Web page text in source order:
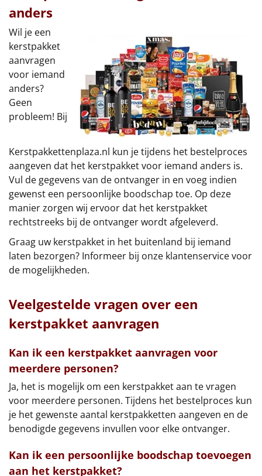
Kerstgeschenken 2026
Relatiegeschenken
Cadeaubon
Per stuk
anders
Wil je een
kerstpakket
aanvragen
voor iemand
anders?
Geen
probleem! Bij
Kerstpakkettenplaza.nl kun je tijdens het bestelproces
aangeven dat het kerstpakket voor iemand anders is.
Vul de gegevens van de ontvanger in en voeg indien
gewenst een persoonlijke boodschap toe. Op deze
manier zorgen wij ervoor dat het kerstpakket
rechtstreeks bij de ontvanger wordt afgeleverd.
Graag uw kerstpakket in het buitenland bij iemand
laten bezorgen? Informeer bij onze klantenservice voor
de mogelijkheden.
Veelgestelde vragen over een
kerstpakket aanvragen
Kan ik een kerstpakket aanvragen voor
meerdere personen?
Ja, het is mogelijk om een kerstpakket aan te vragen
voor meerdere personen. Tijdens het bestelproces kun
je het gewenste aantal kerstpakketten aangeven en de
benodigde gegevens invullen voor elke ontvanger.
Kan ik een persoonlijke boodschap toevoegen
aan het kerstpakket?